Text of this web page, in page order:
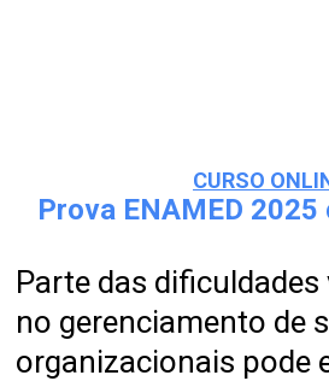
CURSO
Prova ENAMED 2025
Parte das dificuldades
no gerenciamento de
organizacionais pode